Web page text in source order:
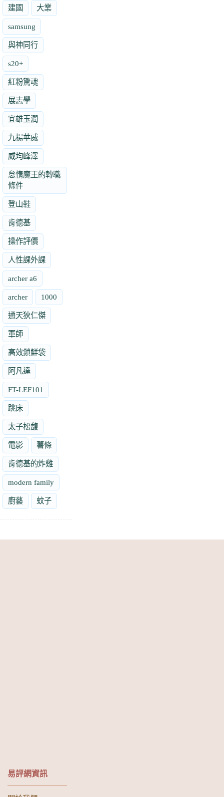
建國 大業
samsung
與神同行
s20+
紅粉驚魂
展志學
宜雄玉潤
九揚華威
威均峰澤
怠惰魔王的轉職
條件
登山鞋
肯德基
操作評價
人性課外課
archer a6
archer 1000
通天狄仁傑
軍師
高效鎖鮮袋
阿凡達
FT-LEF101
跳床
太子松馥
電影 薯條
肯德基的炸雞
modern family
廚藝 蚊子
易評網資訊